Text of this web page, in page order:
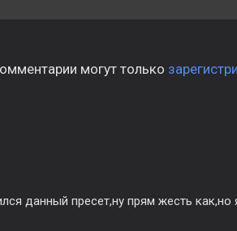
могут только
данный пресет,ну прям жесть как,но